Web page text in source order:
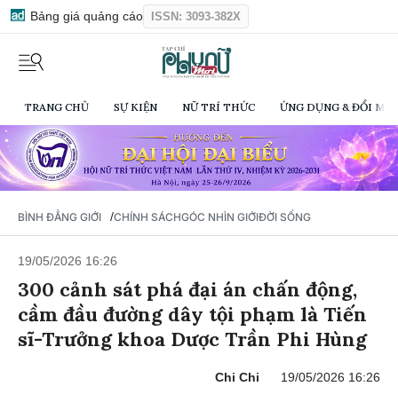
Bảng giá quảng cáo ISSN: 3093-382X
TRANG CHỦ SỰ KIỆN NỮ TRÍ THỨC ỨNG DỤNG & ĐỔI
BÌNH ĐẲNG GIỚI /CHÍNH SÁCHGÓC NHÌN GIỚIĐỜI SỐNG
19/05/2026 16:26
300 cảnh sát phá đại án chấn động,
cầm đầu đường dây tội phạm là Tiến
sĩ-Trưởng khoa Dược Trần Phi Hùng
Chi Chi 19/05/2026 16:26